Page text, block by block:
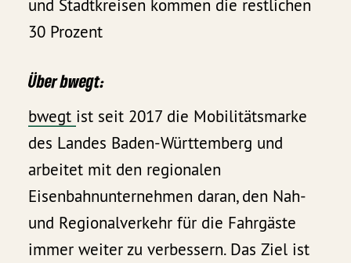
und Stadtkreisen kommen die restlichen
30 Prozent
Über bwegt:
bwegt ist seit 2017 die Mobilitätsmarke
des Landes Baden-Württemberg und
arbeitet mit den regionalen
Eisenbahnunternehmen daran, den Nah-
und Regionalverkehr für die Fahrgäste
immer weiter zu verbessern. Das Ziel ist